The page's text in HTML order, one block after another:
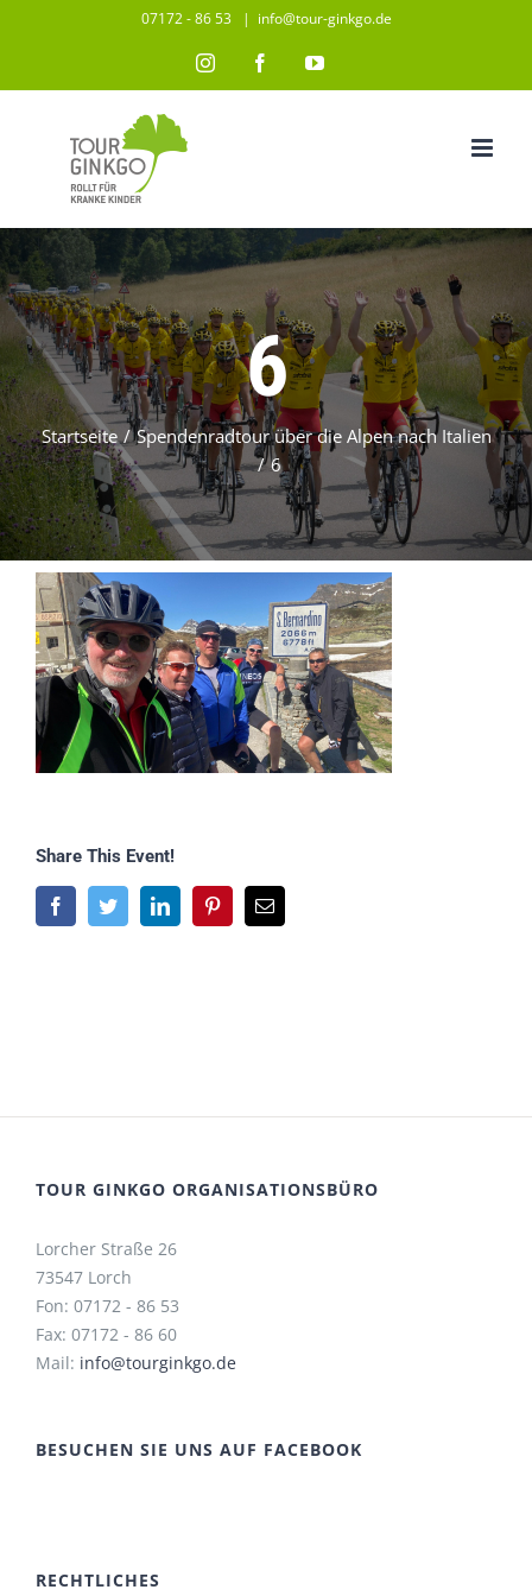
07172 - 86 53 | info@tour-ginkgo.de
InstagramFacebookYouTube
6
Startseite / Spendenradtour über die Alpen nach Italien
/ 6
Share This Event!
FacebookTwitterLinkedInPinterestE-
Mail
TOUR GINKGO ORGANISATIONSBÜRO
Lorcher Straße 26
73547 Lorch
Fon: 07172 - 86 53
Fax: 07172 - 86 60
Mail: info@tourginkgo.de
BESUCHEN SIE UNS AUF FACEBOOK
RECHTLICHES